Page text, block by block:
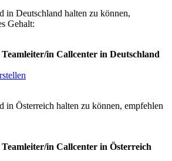
in Deutschland halten zu können,
Gehalt:
Teamleiter/in Callcenter in Deutschland
in Österreich halten zu können, empfehlen
Teamleiter/in Callcenter in Österreich